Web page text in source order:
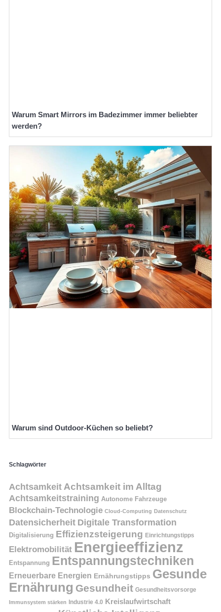
Warum Smart Mirrors im Badezimmer immer beliebter
werden?
Warum sind Outdoor-Küchen so beliebt?
Schlagwörter
Achtsamkeit Achtsamkeit im Alltag
Achtsamkeitstraining Autonome Fahrzeuge
Blockchain-Technologie Cloud-Computing Datenschutz
Datensicherheit Digitale Transformation
Digitalisierung Effizienzsteigerung Einrichtungstipps
Elektromobilität Energieeffizienz
Entspannung Entspannungstechniken
Erneuerbare Energien Ernährungstipps Gesunde
Ernährung Gesundheit Gesundheitsvorsorge
Immunsystem stärken Industrie 4.0 Kreislaufwirtschaft